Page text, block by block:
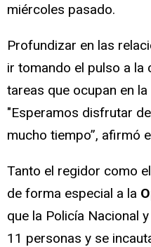
miércoles pasado.
Profundizar en las
ir tomando el pulso a la
tareas que ocupan en
"Esperamos disfrutar
mucho tiempo”, afirmó
Tanto el regidor como
de forma especial a la
que la Policía Nacional
11 personas y se